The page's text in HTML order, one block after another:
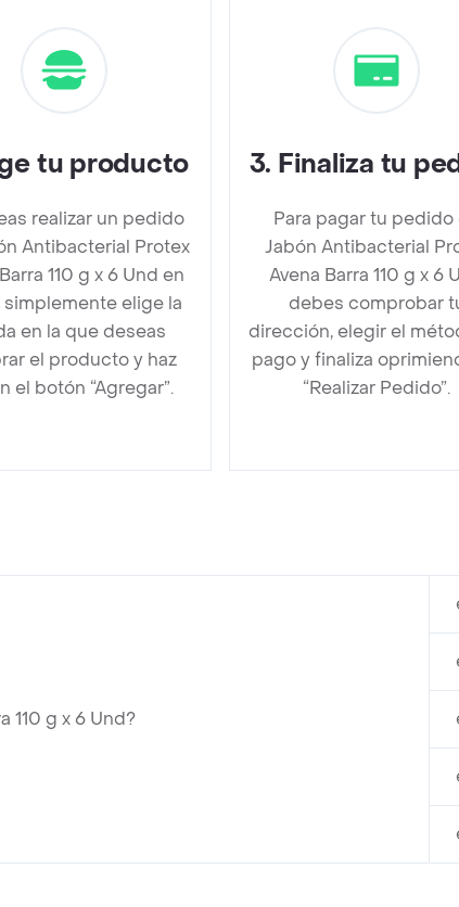
tu producto
realizar un pedido
Antibacterial Protex
110 g x 6 Und en
simplemente elige la
en la que deseas
el producto y haz
el botón “Agregar”.
3. Finaliza tu
Para pagar tu pedido
Jabón Antibacterial
Avena Barra 110 g x 6
debes comprobar
dirección, elegir el
pago y finaliza
“Realizar Pedido”.
110 g x 6 Und?